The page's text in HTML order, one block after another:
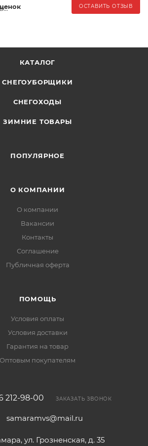
ОСТАВИТЬ ОТЗЫВ
КАТАЛОГ
СНЕГОУБОРЩИКИ
СНЕГОХОДЫ
ЗИМНИЕ ТОВАРЫ
ПОПУЛЯРНОЕ
О КОМПАНИИ
О компании
Вакансии
Контакты
Соглашение
Публичная оферта
ПОМОЩЬ
Условия оплаты
Условия доставки
Гарантия на товар
Оптовым покупателям
212-98-00 ЗАКАЗАТЬ ЗВОНОК
samaramvs@mail.ru
ул. Грозненская, д. 35